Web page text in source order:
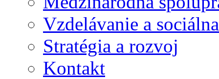
Vzdelávanie a
Stratégia a rozvoj
Kontakt